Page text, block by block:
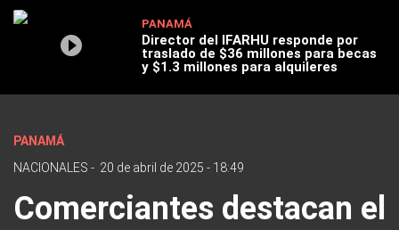
PANAMÁ
Director del IFARHU responde por
traslado de $36 millones para becas
y $1.3 millones para alquileres
PANAMÁ
NACIONALES - 20 de abril de 2025 - 18:49
Comerciantes destacan el